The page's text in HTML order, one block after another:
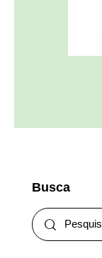
Busca